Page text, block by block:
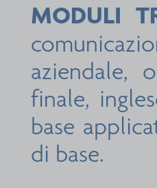
MODULI
aziendale,
finale,
base
di base.